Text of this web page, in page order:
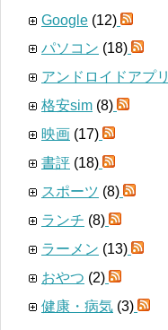
Google (12)
パソコン (18)
アンドロイドアプリ
格安sim (8)
映画 (17)
書評 (18)
スポーツ (8)
ランチ (8)
ラーメン (13)
おやつ (2)
健康・病気 (3)